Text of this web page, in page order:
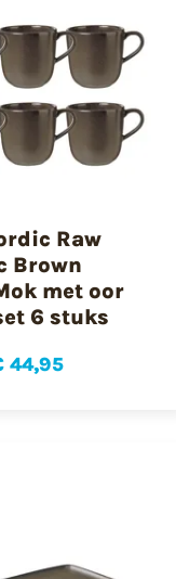
Raw
Brown
met oor
6 stuks
44,95